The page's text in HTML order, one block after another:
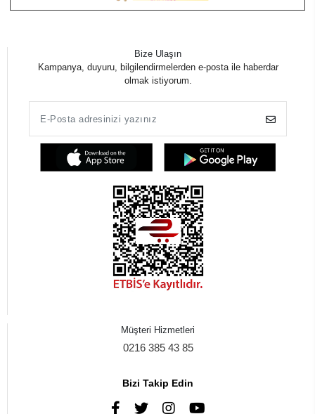
Bize Ulaşın
Kampanya, duyuru, bilgilendirmelerden e-posta ile haberdar
olmak istiyorum.
Müşteri Hizmetleri
0216 385 43 85
Bizi Takip Edin